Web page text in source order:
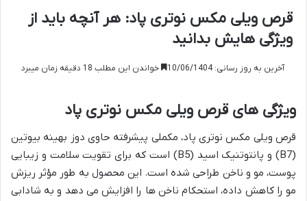
قرص ویلی مکس نوتری پاد: هر آنچه باید از
ویژگی هایش بدانید
آخرین به روز رسانی: 10/06/1404 خواندن این مطلب 18 دقیقه زمان میبرد
ویژگی های قرص ویلی مکس نوتری پاد
قرص ویلی مکس نوتری پاد، مکملی پیشرفته حاوی دوز بهینه بیوتین
(B7) و پانتوتنیک اسید (B5) است که برای تقویت سلامت و زیبایی
پوست، مو و ناخن طراحی شده است. این محصول به طور مؤثر ریزش
مو را کاهش داده، استحکام ناخن ها را افزایش می دهد و به شادابی